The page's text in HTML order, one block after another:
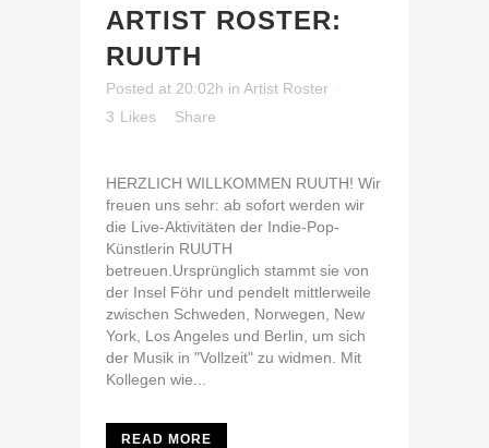
ARTIST ROSTER:
RUUTH
Posted at 20:02h in Artist Roster
3 Likes Share
HERZLICH WILLKOMMEN RUUTH! Wir
freuen uns sehr: ab sofort werden wir
die Live-Aktivitäten der Indie-Pop-
Künstlerin RUUTH
betreuen.Ursprünglich stammt sie von
der Insel Föhr und pendelt mittlerweile
zwischen Schweden, Norwegen, New
York, Los Angeles und Berlin, um sich
der Musik in "Vollzeit" zu widmen. Mit
Kollegen wie...
READ MORE